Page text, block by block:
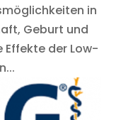
in
Geburt und
Effekte der Low-